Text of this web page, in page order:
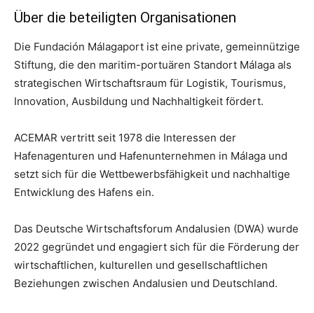
Über die beteiligten Organisationen
Die Fundación Málagaport ist eine private, gemeinnützige
Stiftung, die den maritim-portuären Standort Málaga als
strategischen Wirtschaftsraum für Logistik, Tourismus,
Innovation, Ausbildung und Nachhaltigkeit fördert.
ACEMAR vertritt seit 1978 die Interessen der
Hafenagenturen und Hafenunternehmen in Málaga und
setzt sich für die Wettbewerbsfähigkeit und nachhaltige
Entwicklung des Hafens ein.
Das Deutsche Wirtschaftsforum Andalusien (DWA) wurde
2022 gegründet und engagiert sich für die Förderung der
wirtschaftlichen, kulturellen und gesellschaftlichen
Beziehungen zwischen Andalusien und Deutschland.